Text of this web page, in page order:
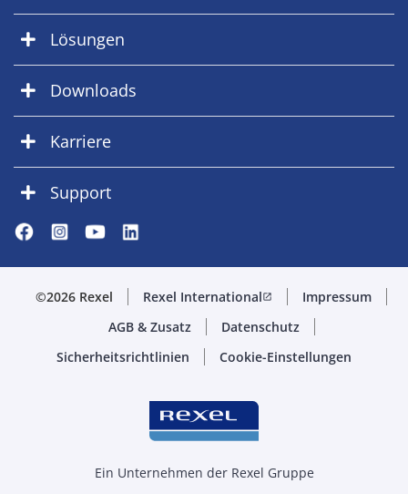
Lösungen
Downloads
Karriere
Support
©2026 Rexel Rexel Internationalopen_in_new
Impressum
AGB & Zusatz
Datenschutz
Sicherheitsrichtlinien
Cookie-Einstellungen
Ein Unternehmen der Rexel Gruppe